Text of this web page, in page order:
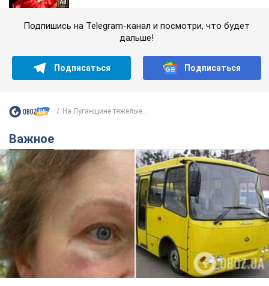
Подпишись на Telegram-канал и посмотри, что будет
дальше!
Подписаться Подписаться
На Луганщине тяжелые...
Важное